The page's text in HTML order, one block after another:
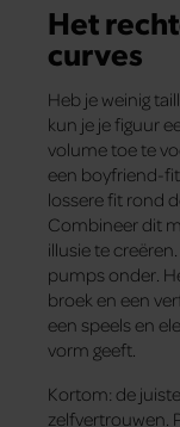
Het
curves
Heb je weinig
kun je je figuur
volume toe te
een boyfriend-
lossere fit rond
Combineer dit
illusie te
pumps onder.
broek en een
een speels en
vorm geeft.
Kortom: de
zelfvertrouwen.